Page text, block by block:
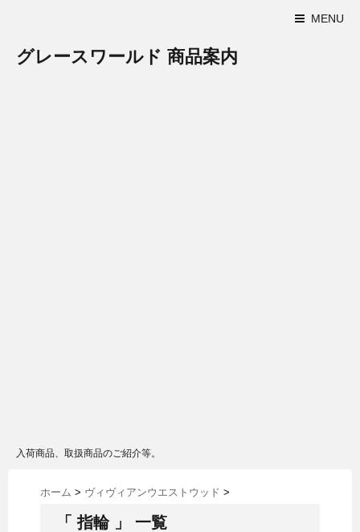
MENU
グレースワールド 商品案内
入荷商品、取扱商品のご紹介等。
ホーム > ヴィヴィアンウエストウッド >
「 指輪 」 一覧